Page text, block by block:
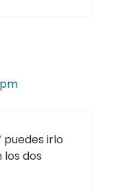
puedes irlo
dos